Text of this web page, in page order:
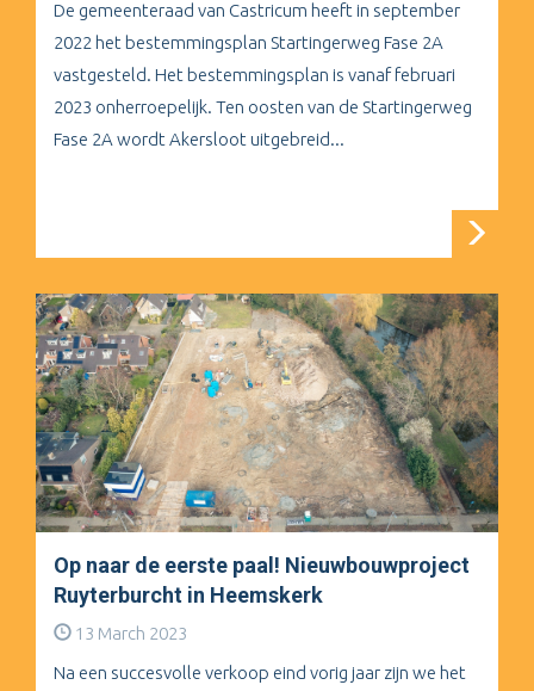
De gemeenteraad van Castricum heeft in september
2022 het bestemmingsplan Startingerweg Fase 2A
vastgesteld. Het bestemmingsplan is vanaf februari
2023 onherroepelijk. Ten oosten van de Startingerweg
Fase 2A wordt Akersloot uitgebreid...
Op naar de eerste paal! Nieuwbouwproject
Ruyterburcht in Heemskerk
13 March 2023
Na een succesvolle verkoop eind vorig jaar zijn we het